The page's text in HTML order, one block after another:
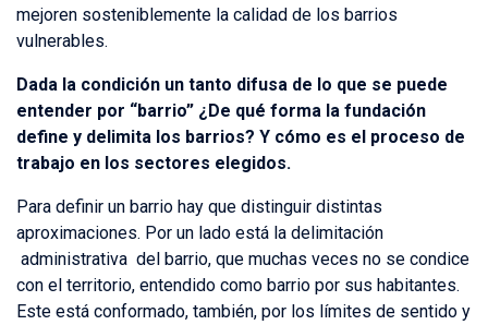
mejoren sosteniblemente la calidad de los barrios
vulnerables.
Dada la condición un tanto difusa de lo que se puede
entender por “barrio” ¿De qué forma la fundación
define y delimita los barrios? Y cómo es el proceso de
trabajo en los sectores elegidos.
Para definir un barrio hay que distinguir distintas
aproximaciones. Por un lado está la delimitación
administrativa del barrio, que muchas veces no se condice
con el territorio, entendido como barrio por sus habitantes.
Este está conformado, también, por los límites de sentido y